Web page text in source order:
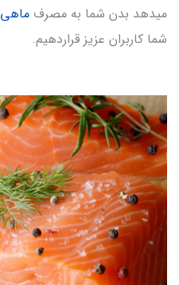
میدهد بدن شما به مصرف ماهی
شما کاربران عزیز قراردهیم.